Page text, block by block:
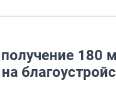
180